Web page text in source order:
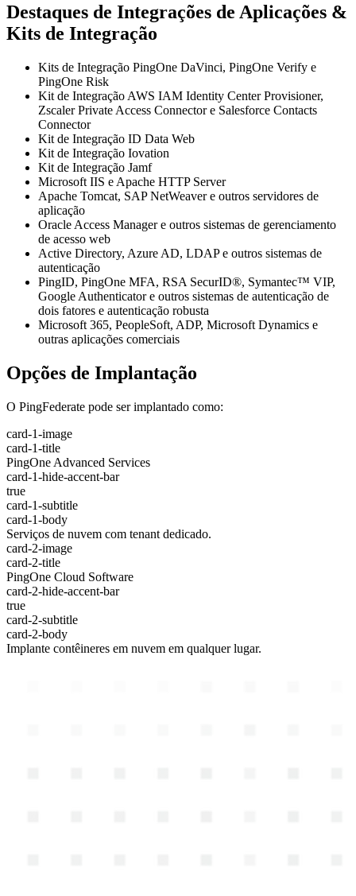
Destaques de Integrações de Aplicações &
Kits de Integração
Kits de Integração PingOne DaVinci, PingOne Verify e
PingOne Risk
Kit de Integração AWS IAM Identity Center Provisioner,
Zscaler Private Access Connector e Salesforce Contacts
Connector
Kit de Integração ID Data Web
Kit de Integração Iovation
Kit de Integração Jamf
Microsoft IIS e Apache HTTP Server
Apache Tomcat, SAP NetWeaver e outros servidores de
aplicação
Oracle Access Manager e outros sistemas de gerenciamento
de acesso web
Active Directory, Azure AD, LDAP e outros sistemas de
autenticação
PingID, PingOne MFA, RSA SecurID®, Symantec™ VIP,
Google Authenticator e outros sistemas de autenticação de
dois fatores e autenticação robusta
Microsoft 365, PeopleSoft, ADP, Microsoft Dynamics e
outras aplicações comerciais
Opções de Implantação
O PingFederate pode ser implantado como:
card-1-image
card-1-title
PingOne Advanced Services
card-1-hide-accent-bar
true
card-1-subtitle
card-1-body
Serviços de nuvem com tenant dedicado.
card-2-image
card-2-title
PingOne Cloud Software
card-2-hide-accent-bar
true
card-2-subtitle
card-2-body
Implante contêineres em nuvem em qualquer lugar.